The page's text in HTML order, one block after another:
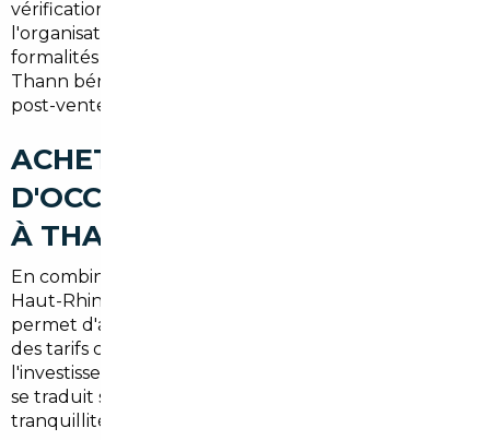
vérification complète du véhicule, la négociation,
l'organisation du transport et la gestion des
formalités (immatriculation, taxes). Les clients de
Thann bénéficient d'une livraison locale et d'un suivi
post-vente.
ACHETER UNE VOITURE
D'OCCASION AU MEILLEUR PRIX
À THANN (SYNTHÈSE)
En combinant la connaissance du marché local du
Haut-Rhin et un réseau européen, le courtier
permet d'accéder à des véhicules mieux équipés à
des tarifs compétitifs. Pour un acheteur à Thann,
l'investissement dans un courtier ou mandataire auto
se traduit souvent par des économies nettes et une
tranquillité d'esprit administrative.